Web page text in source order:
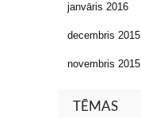
janvāris 2016
decembris 2015
novembris 2015
TĒMAS